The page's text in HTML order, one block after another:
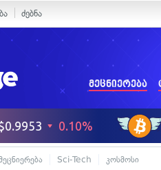
ძებნა
მეცნიერება
Sci-Tech კოსმოსი